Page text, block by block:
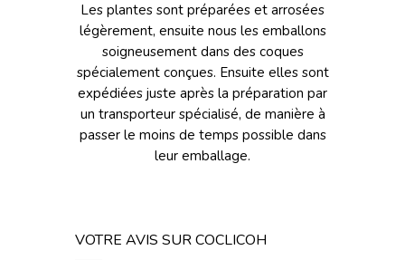
Les plantes sont préparées et arrosées
légèrement, ensuite nous les emballons
soigneusement dans des coques
spécialement conçues. Ensuite elles sont
expédiées juste après la préparation par
un transporteur spécialisé, de manière à
passer le moins de temps possible dans
leur emballage.
VOTRE AVIS SUR COCLICOH